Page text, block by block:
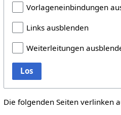
Vorlageneinbindungen
Links ausblenden
Weiterleitungen
Los
Die folgenden Seiten verlinken